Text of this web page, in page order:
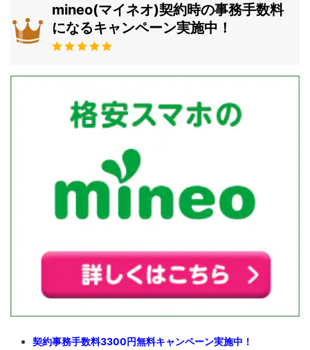
mineo(マイネオ)契約時の事務手数料
になるキャンペーン実施中！
契約事務手数料3300円無料キャンペーン実施中！